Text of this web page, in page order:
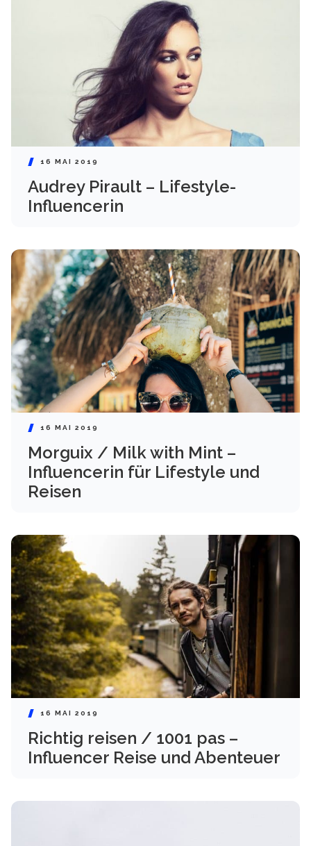
16 MAI 2019
Audrey Pirault – Lifestyle-
Influencerin
16 MAI 2019
Morguix / Milk with Mint –
Influencerin für Lifestyle und
Reisen
16 MAI 2019
Richtig reisen / 1001 pas –
Influencer Reise und Abenteuer